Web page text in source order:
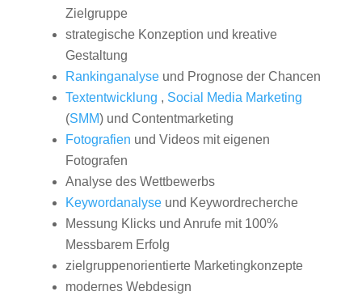
Zielgruppe
strategische Konzeption und kreative
Gestaltung
Rankinganalyseund Prognose der Chancen
Textentwicklung , Social Media Marketing
(SMM) und Contentmarketing
Fotografien und Videos mit eigenen
Fotografen
Analyse des Wettbewerbs
Keywordanalyseund Keywordrecherche
Messung Klicks und Anrufe mit 100%
Messbarem Erfolg
zielgruppenorientierte Marketingkonzepte
modernes Webdesign